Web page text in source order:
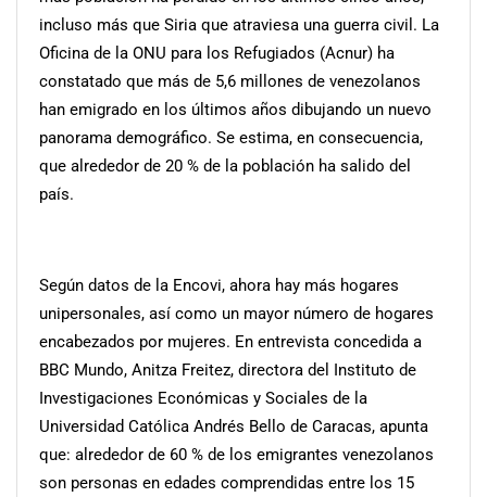
incluso más que Siria que atraviesa una guerra civil. La
Oficina de la ONU para los Refugiados (Acnur) ha
constatado que más de 5,6 millones de venezolanos
han emigrado en los últimos años dibujando un nuevo
panorama demográfico. Se estima, en consecuencia,
que alrededor de 20 % de la población ha salido del
país.
Según datos de la Encovi, ahora hay más hogares
unipersonales, así como un mayor número de hogares
encabezados por mujeres. En entrevista concedida a
BBC Mundo, Anitza Freitez, directora del Instituto de
Investigaciones Económicas y Sociales de la
Universidad Católica Andrés Bello de Caracas, apunta
que: alrededor de 60 % de los emigrantes venezolanos
son personas en edades comprendidas entre los 15